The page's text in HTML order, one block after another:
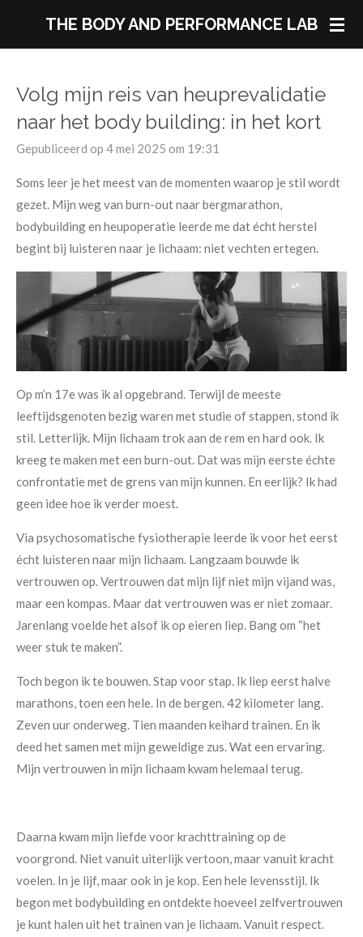
hoofdinhoud
THE BODY AND PERFORMANCE LAB
Volg mijn reis van heuprevalidatie
naar het body building: in het kort
Gepubliceerd op 4 mei 2025 om 19:31
Soms leer je het meest van de momenten waarop je stil wordt
gezet. Mijn weg van burn-out naar bergmarathon,
bodybuilding en heupoperatie leerde me dat écht herstel
begint bij luisteren naar je lichaam: niet vechten ertegen.
Op m’n 17e was ik al opgebrand. Terwijl de meeste
leeftijdsgenoten bezig waren met studie of stappen, stond ik
stil. Letterlijk. Mijn lichaam trok aan de rem en hard ook. Ik
kreeg te maken met een burn-out. Dat was mijn eerste échte
confrontatie met de grens van mijn kunnen. En eerlijk? Ik had
geen idee hoe ik verder moest.
Via psychosomatische fysiotherapie leerde ik voor het eerst
écht luisteren naar mijn lichaam. Langzaam bouwde ik
vertrouwen op. Vertrouwen dat mijn lijf niet mijn vijand was,
maar een kompas. Maar dat vertrouwen was er niet zomaar.
Jarenlang voelde het alsof ik op eieren liep. Bang om “het
weer stuk te maken”.
Toch begon ik te bouwen. Stap voor stap. Ik liep eerst halve
marathons, toen een hele. In de bergen. 42 kilometer lang.
Zeven uur onderweg. Tien maanden keihard trainen. En ik
deed het samen met mijn geweldige zus. Wat een ervaring.
Mijn vertrouwen in mijn lichaam kwam helemaal terug.
Daarna kwam mijn liefde voor krachttraining op de
voorgrond. Niet vanuit uiterlijk vertoon, maar vanuit kracht
voelen. In je lijf, maar ook in je kop. Een hele levensstijl. Ik
begon met bodybuilding en ontdekte hoeveel zelfvertrouwen
je kunt halen uit het trainen van je lichaam. Vanuit respect.